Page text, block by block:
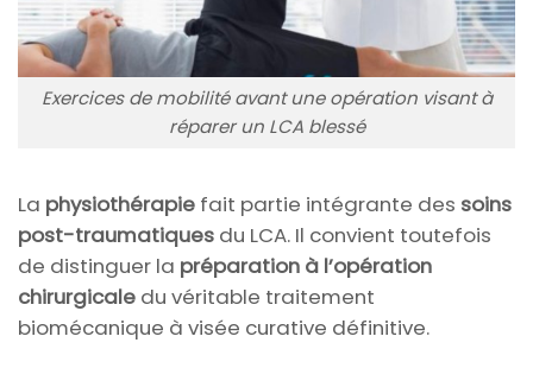
Exercices de mobilité avant une opération visant à
réparer un LCA blessé
La physiothérapie fait partie intégrante des soins
post-traumatiques du LCA. Il convient toutefois
de distinguer la préparation à l’opération
chirurgicale du véritable traitement
biomécanique à visée curative définitive.